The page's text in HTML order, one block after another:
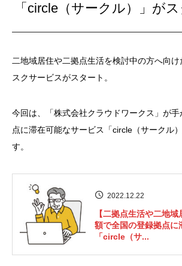
「circle（サークル）」がス
二地域居住や二拠点生活を検討中の方へ向
スクサービスがスタート。
今回は、「株式会社クラウドワークス」が
点に滞在可能なサービス「circle（サークル
す。
2022.12.22
【二拠点生活や二地
額で全国の登録拠点に
「circle（サ...